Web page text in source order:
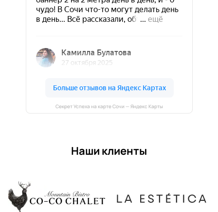
Секрет Успеха на карте Сочи — Яндекс Карты
Наши клиенты